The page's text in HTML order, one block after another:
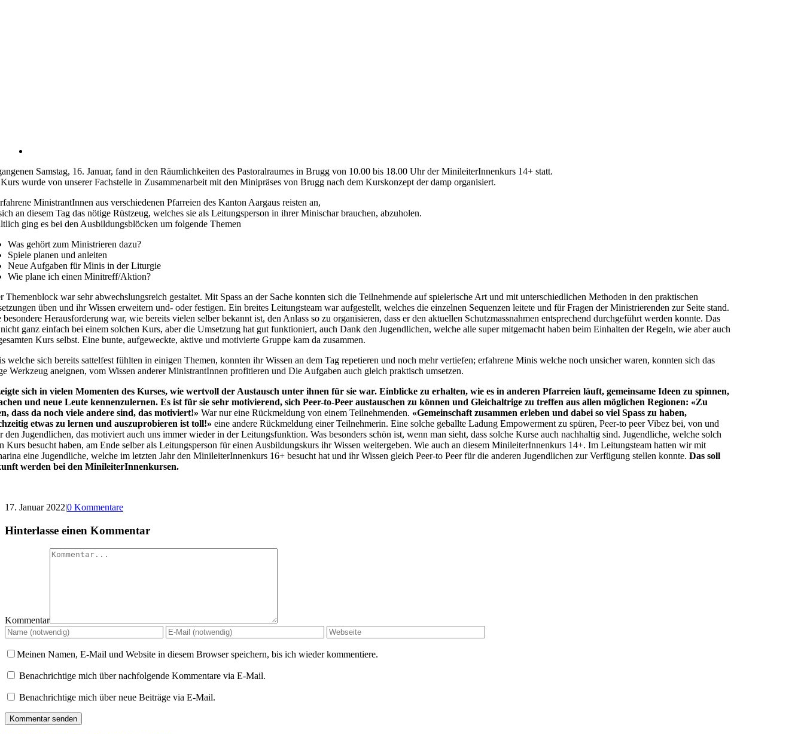
Samstag, 16. Januar, fand in den Räumlichkeiten des Pastoralraumes in Brugg von 10.00 bis 18.00 Uhr der MinileiterInnenkurs 14+ statt.
wurde von unserer Fachstelle in Zusammenarbeit mit den Minipräses von Brugg nach dem Kurskonzept der damp organisiert.
MinistrantInnen aus verschiedenen Pfarreien des Kanton Aargaus reisten an,
an diesem Tag das nötige Rüstzeug, welches sie als Leitungsperson in ihrer Minischar brauchen, abzuholen.
ging es bei den Ausbildungsblöcken um folgende Themen
Was gehört zum Ministrieren dazu?
Spiele planen und anleiten
Neue Aufgaben für Minis in der Liturgie
Wie plane ich einen Minitreff/Aktion?
Themenblock war sehr abwechslungsreich gestaltet. Mit Spass an der Sache konnten sich die Teilnehmende auf spielerische Art und mit unterschiedlichen Methoden in den praktischen
üben und ihr Wissen erweitern und- oder festigen. Ein breites Leitungsteam war aufgestellt, welches die einzelnen Sequenzen leitete und für Fragen der Ministrierenden zur Seite stand.
besondere Herausforderung war, wie bereits vielen selber bekannt ist, den Anlass so zu organisieren, dass er den aktuellen Schutzmassnahmen entsprechend durchgeführt werden konnte. Das
ganz einfach bei einem solchen Kurs, aber die Umsetzung hat gut funktioniert, auch Dank den Jugendlichen, welche alle super mitgemacht haben beim Einhalten der Regeln, wie aber auch
Kurs selbst. Eine bunte, aufgeweckte, aktive und motivierte Gruppe kam da zusammen.
welche sich bereits sattelfest fühlten in einigen Themen, konnten ihr Wissen an dem Tag repetieren und noch mehr vertiefen; erfahrene Minis welche noch unsicher waren, konnten sich das
Werkzeug aneignen, vom Wissen anderer MinistrantInnen profitieren und Die Aufgaben auch gleich praktisch umsetzen.
sich in vielen Momenten des Kurses, wie wertvoll der Austausch unter ihnen für sie war. Einblicke zu erhalten, wie es in anderen Pfarreien läuft, gemeinsame Ideen zu spinnen,
und neue Leute kennenzulernen. Es ist für sie sehr motivierend, sich Peer-to-Peer austauschen zu können und Gleichaltrige zu treffen aus allen möglichen Regionen: «Zu
dass da noch viele andere sind, das motiviert!» War nur eine Rückmeldung von einem Teilnehmenden. «Gemeinschaft zusammen erleben und dabei so viel Spass zu haben,
etwas zu lernen und auszuprobieren ist toll!» eine andere Rückmeldung einer Teilnehmerin. Eine solche geballte Ladung Empowerment zu spüren, Peer-to peer Vibez bei, von und
den Jugendlichen, das motiviert auch uns immer wieder in der Leitungsfunktion. Was besonders schön ist, wenn man sieht, dass solche Kurse auch nachhaltig sind. Jugendliche, welche solch
Kurs besucht haben, am Ende selber als Leitungsperson für einen Ausbildungskurs ihr Wissen weitergeben. Wie auch an diesem MinileiterInnenkurs 14+. Im Leitungsteam hatten wir mit
eine Jugendliche, welche im letzten Jahr den MinileiterInnenkurs 16+ besucht hat und ihr Wissen gleich Peer-to Peer für die anderen Jugendlichen zur Verfügung stellen konnte. Das soll
werden bei den MinileiterInnenkursen.
17. Januar 2022|0 Kommentare
Hinterlasse einen Kommentar
Kommentar
Meinen Namen, E-Mail und Website in diesem Browser speichern, bis ich wieder kommentiere.
Benachrichtige mich über nachfolgende Kommentare via E-Mail.
Benachrichtige mich über neue Beiträge via E-Mail.